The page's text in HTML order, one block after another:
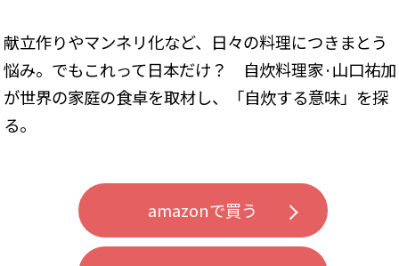
献立作りやマンネリ化など、日々の料理につきまとう
悩み。でもこれって日本だけ？ 自炊料理家·山口祐加
が世界の家庭の食卓を取材し、「自炊する意味」を探
る。
amazonで買う